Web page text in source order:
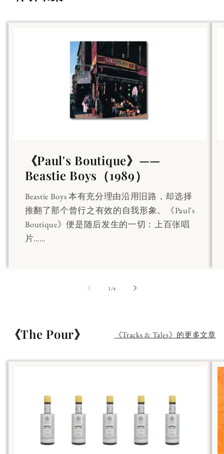
《Paul's Boutique》——
Beastie Boys（1989）
Beastie Boys 本有充分理由沿用旧路，却选择
推翻了那个曾行之有效的自我形象。《Paul's
Boutique》便是随后发生的一切：上百张唱
片……
1 /第
4
《The Pour》 《Tracks & Tales》的更多文章